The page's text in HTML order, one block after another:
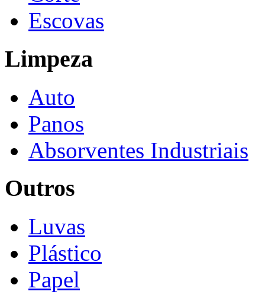
Escovas
Limpeza
Auto
Panos
Absorventes Industriais
Outros
Luvas
Plástico
Papel